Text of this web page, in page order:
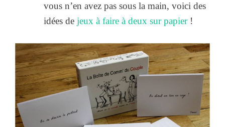
vous n’en avez pas sous la main, voici des
idées de jeux à faire à deux sur papier!